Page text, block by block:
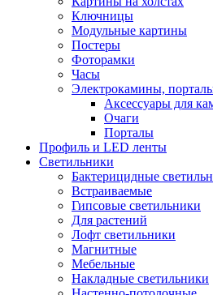
Ключницы
Модульные картины
Постеры
Фоторамки
Часы
Электрокамины,
Аксессуары для
Очаги
Порталы
Профиль и LED ленты
Светильники
Бактерицидные
Встраиваемые
Гипсовые светильники
Для растений
Лофт светильники
Магнитные
Мебельные
Накладные светильники